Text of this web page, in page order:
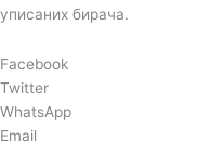
уписаних бирача.
Facebook
Twitter
WhatsApp
Email